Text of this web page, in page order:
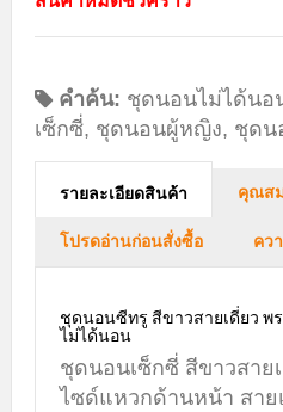
คำค้น: ชุดนอนไม่ได้นอ
เซ็กซี่, ชุดนอนผู้หญิง, ชุดน
รายละเอียดสินค้า คุณส
โปรดอ่านก่อนสั่งซื้อ คว
ชุดนอนซีทรู สีขาวสายเดี่ยว พ
ไม่ได้นอน
ชุดนอนเซ็กซี่ สีขาวสาย
ไซด์แหวกด้านหน้า สาย